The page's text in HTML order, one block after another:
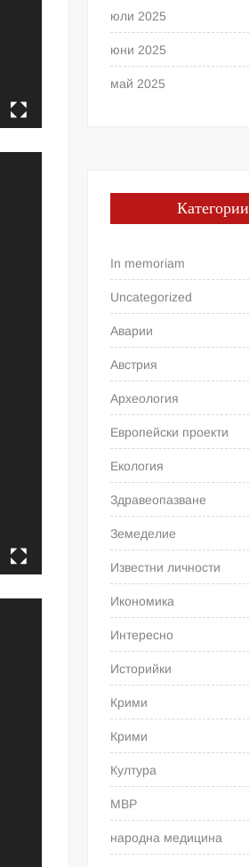
юли 2025
юни 2025
май 2025
Категории
In memoriam
Uncategorized
Аварии
Австрия
Археология
Европейски проекти
Екология
Здравеопазване
Земеделие
Известни личности
Икономика
Интересно
Историйки
Крими
Крими
Култура
МВР
народна медицина